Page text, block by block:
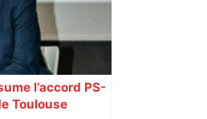
l’accord PS-
Toulouse